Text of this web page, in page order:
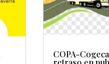
COPA-